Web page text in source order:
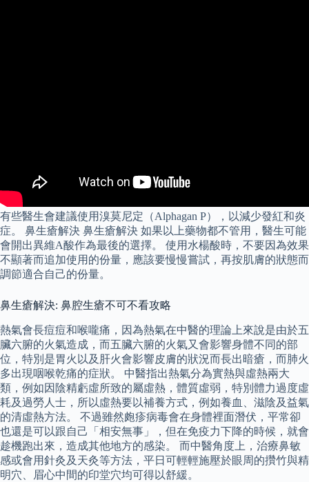
有些醫生會建議使用溴莫尼定（Alphagan P），以減少發紅和炎
症。 鼻生瘡解決 鼻生瘡解決 如果以上藥物都不管用，醫生可能
會開出異維A酸作為最後的選擇。 使用水楊酸時，不要因為效果
不顯著而追加使用的份量，應該要慢慢嘗試，再按肌膚的狀態而
調節適合自己的份量。
鼻生瘡解決: 鼻腔生瘡不可不看攻略
熱氣會長痘痘和喉嚨痛，因為熱氣在中醫的理論上來說是由於五
臟六腑的火氣造成，而五臟六腑的火氣又會影響身體不同的部
位，特別是胃火以及肝火會影響皮膚的狀況而長出暗瘡，而肺火
多出現咽喉乾痛的症狀。 中醫指出熱氣分為實熱與虛熱兩大
類，例如因陰精虧虛所致的屬虛熱，體質虛弱，特別體力過度虛
耗及過勞人士，所以虛熱要以補養方式，例如養血、滋陰及益氣
的清虛熱方法。 不過雖然皰疹病毒會在身體裡面潛伏，平常卻
也還是可以跟自己「相安無事」，但在免疫力下降的時候，就會
趁機跑出來，造成其他地方的感染。 而中醫角度上，治療鼻敏
感或會用針灸及天灸等方法，平日可輕輕施壓於眼周的攢竹與精
明穴、眉心中間的印堂穴均可得以舒緩。